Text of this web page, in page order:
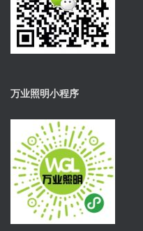
万业照明小程序